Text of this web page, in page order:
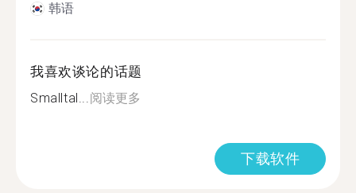
韩语
我喜欢谈论的话题
Smalltal...阅读更多
下载软件